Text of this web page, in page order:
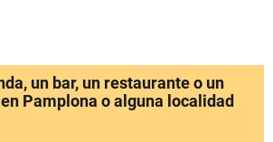
un bar, un restaurante o un
Pamplona o alguna localidad